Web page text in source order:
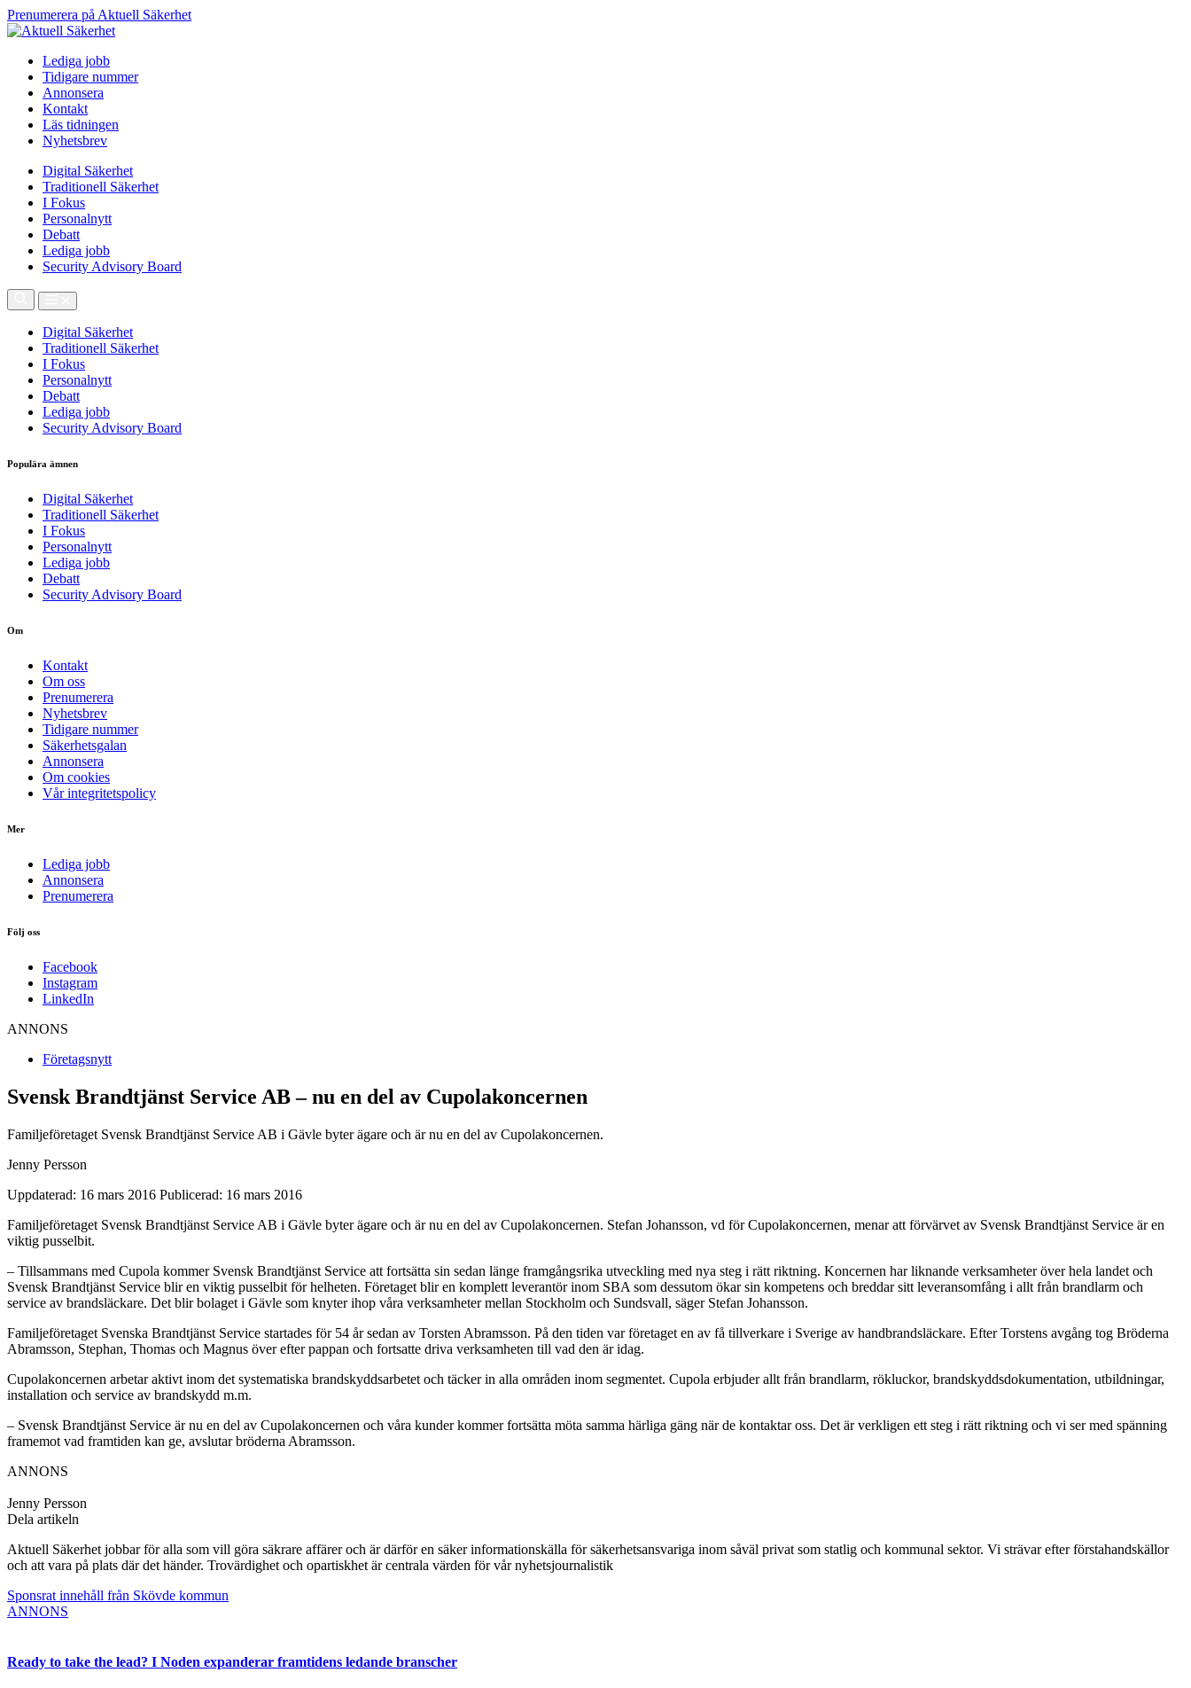
Prenumerera på Aktuell Säkerhet
Lediga jobb
Tidigare nummer
Annonsera
Kontakt
Läs tidningen
Nyhetsbrev
Digital Säkerhet
Traditionell Säkerhet
I Fokus
Personalnytt
Debatt
Lediga jobb
Security Advisory Board
Digital Säkerhet
Traditionell Säkerhet
I Fokus
Personalnytt
Debatt
Lediga jobb
Security Advisory Board
Populära ämnen
Digital Säkerhet
Traditionell Säkerhet
I Fokus
Personalnytt
Lediga jobb
Debatt
Security Advisory Board
Om
Kontakt
Om oss
Prenumerera
Nyhetsbrev
Tidigare nummer
Säkerhetsgalan
Annonsera
Om cookies
Vår integritetspolicy
Mer
Lediga jobb
Annonsera
Prenumerera
Följ oss
Facebook
Instagram
LinkedIn
ANNONS
Företagsnytt
Svensk Brandtjänst Service AB – nu en del av Cupolakoncernen
Familjeföretaget Svensk Brandtjänst Service AB i Gävle byter ägare och är nu en del av Cupolakoncernen.
Jenny Persson
Uppdaterad: 16 mars 2016 Publicerad: 16 mars 2016
Familjeföretaget Svensk Brandtjänst Service AB i Gävle byter ägare och är nu en del av Cupolakoncernen. Stefan Johansson, vd för Cupolakoncernen, menar att förvärvet av Svensk Brandtjänst Service är en
viktig pusselbit.
– Tillsammans med Cupola kommer Svensk Brandtjänst Service att fortsätta sin sedan länge framgångsrika utveckling med nya steg i rätt riktning. Koncernen har liknande verksamheter över hela landet och
Svensk Brandtjänst Service blir en viktig pusselbit för helheten. Företaget blir en komplett leverantör inom SBA som dessutom ökar sin kompetens och breddar sitt leveransomfång i allt från brandlarm och
service av brandsläckare. Det blir bolaget i Gävle som knyter ihop våra verksamheter mellan Stockholm och Sundsvall, säger Stefan Johansson.
Familjeföretaget Svenska Brandtjänst Service startades för 54 år sedan av Torsten Abramsson. På den tiden var företaget en av få tillverkare i Sverige av handbrandsläckare. Efter Torstens avgång tog Bröderna
Abramsson, Stephan, Thomas och Magnus över efter pappan och fortsatte driva verksamheten till vad den är idag.
Cupolakoncernen arbetar aktivt inom det systematiska brandskyddsarbetet och täcker in alla områden inom segmentet. Cupola erbjuder allt från brandlarm, rökluckor, brandskyddsdokumentation, utbildningar,
installation och service av brandskydd m.m.
– Svensk Brandtjänst Service är nu en del av Cupolakoncernen och våra kunder kommer fortsätta möta samma härliga gäng när de kontaktar oss. Det är verkligen ett steg i rätt riktning och vi ser med spänning
framemot vad framtiden kan ge, avslutar bröderna Abramsson.
ANNONS
Jenny Persson
Dela artikeln
Aktuell Säkerhet jobbar för alla som vill göra säkrare affärer och är därför en säker informationskälla för säkerhetsansvariga inom såväl privat som statlig och kommunal sektor. Vi strävar efter förstahandskällor
och att vara på plats där det händer. Trovärdighet och opartiskhet är centrala värden för vår nyhetsjournalistik
Sponsrat innehåll från Skövde kommun
ANNONS
Ready to take the lead? I Noden expanderar framtidens ledande branscher